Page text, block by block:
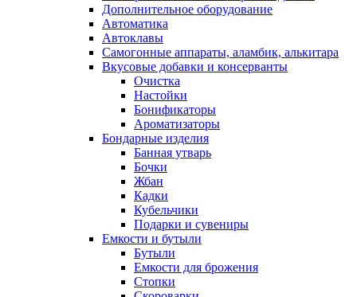
Дополнительное оборудование
Автоматика
Автоклавы
Самогонные аппараты, аламбик, алькитара
Вкусовые добавки и консерванты
Очистка
Настойки
Бонификаторы
Ароматизаторы
Бондарные изделия
Банная утварь
Бочки
Жбан
Кадки
Кубельчики
Подарки и сувениры
Емкости и бутыли
Бутыли
Емкости для брожения
Стопки